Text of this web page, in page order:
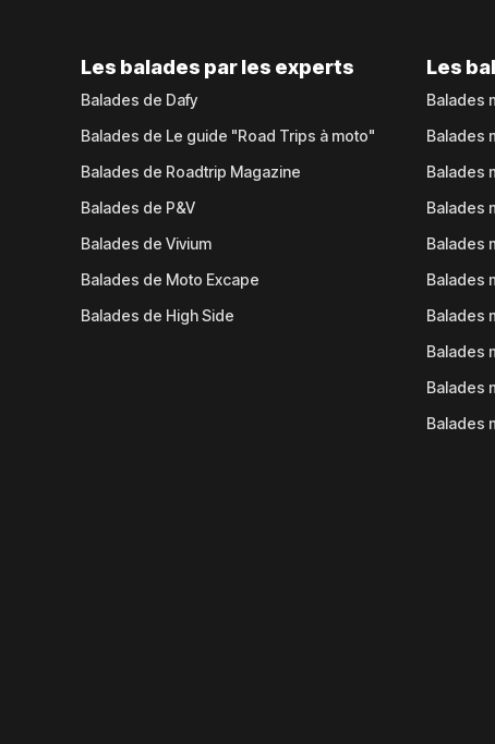
Les balades par les experts
Balades de Dafy
Balades de Le guide "Road Trips à moto"
Balades de Roadtrip Magazine
Balades de P&V
Balades de Vivium
Balades de Moto Excape
Balades de High Side
Les
Balades
Balades
Balades
Balades
Balades
Balades
Balades
Balades
Balades
Balades